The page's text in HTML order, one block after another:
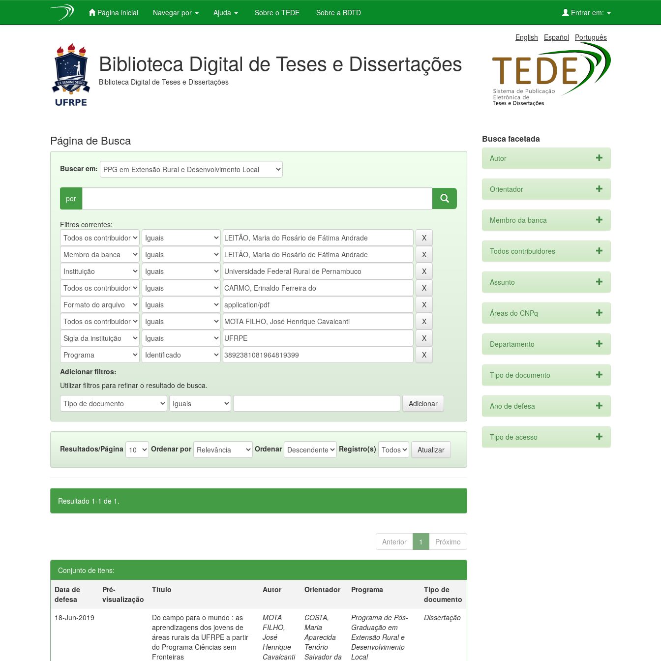
Página inicial Navegar por Ajuda Sobre o TEDE Sobre a BDTD Entrar em:
English Español Português
Biblioteca Digital de Teses e Dissertações
Biblioteca Digital de Teses e Dissertações
Página de Busca
Buscar em:
por
Filtros correntes:
Adicionar filtros:
Utilizar filtros para refinar o resultado de busca.
Resultados/Página Ordenar por Ordenar Registro(s)
Resultado 1-1 de 1.
Anterior 1 Próximo
Conjunto de itens:
Data de
defesa
Pré-
visualização
Título Autor Orientador Programa
Tipo de
documento
18-Jun-2019
Do campo para o mundo : as
aprendizagens dos jovens de
áreas rurais da UFRPE a partir
do Programa Ciências sem
Fronteiras
MOTA
FILHO,
José
Henrique
Cavalcanti
COSTA,
Maria
Aparecida
Tenório
Salvador da
Programa de Pós-
Graduação em
Extensão Rural e
Desenvolvimento
Local
Dissertação
Busca facetada
Autor
Orientador
Membro da banca
Todos contribuidores
Assunto
Áreas do CNPq
Departamento
Tipo de documento
Ano de defesa
Tipo de acesso